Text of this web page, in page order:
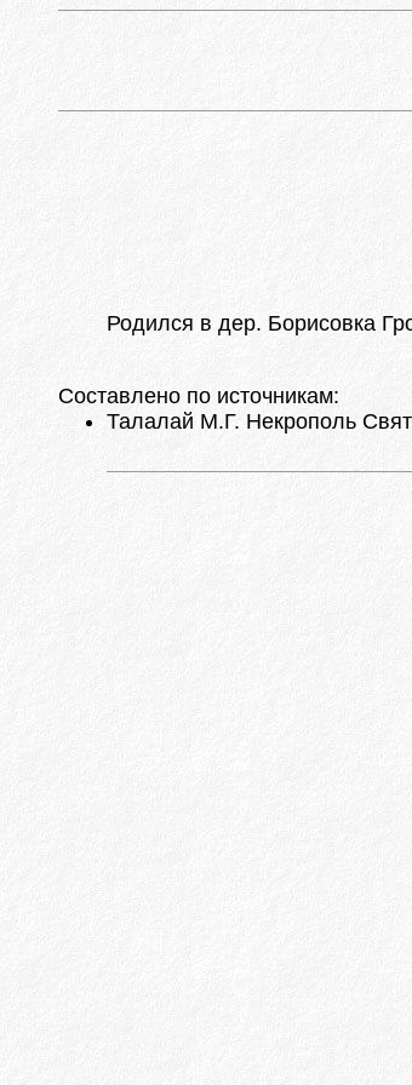
Родился в дер. Борисовка
Составлено по источникам:
Талалай М.Г. Некрополь